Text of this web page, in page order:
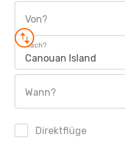
Von?
Nach?
Canouan Island
Wann?
Direktflüge